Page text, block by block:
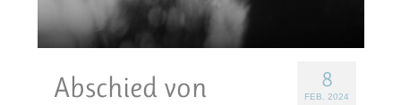
8
FEB. 2024
Abschied von